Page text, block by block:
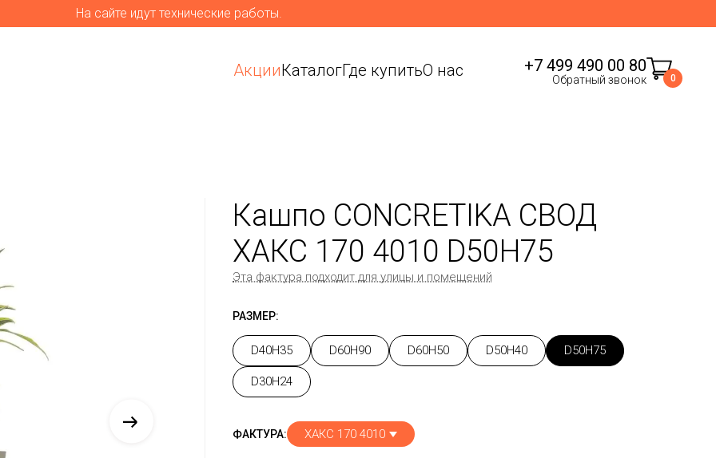
На сайте идут технические работы.
АкцииКаталогГде купитьО нас +7 499 490 00 80
Обратный звонок 0
Кашпо CONCRETIKA СВОД
ХАКС 170 4010 D50H75
Эта фактура подходит для улицы и помещений
РАЗМЕР:
D40H35 D60H90 D60H50 D50H40 D50H75
D30H24
ФАКТУРА: ХАКС 170 4010